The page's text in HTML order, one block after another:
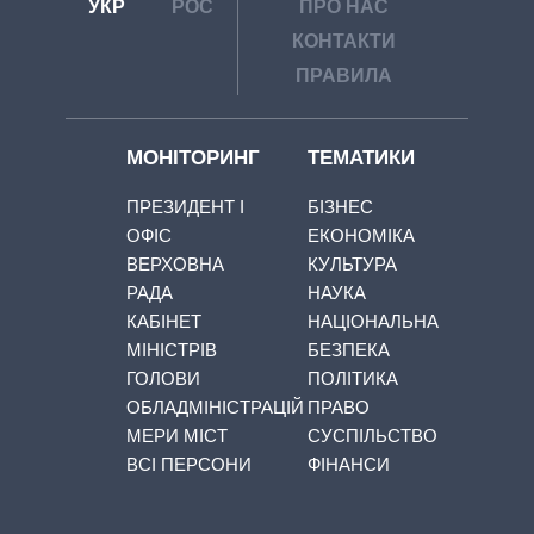
УКР РОС
ПРО НАС
КОНТАКТИ
ПРАВИЛА
МОНІТОРИНГ
ПРЕЗИДЕНТ І
ОФІС
ВЕРХОВНА
РАДА
КАБІНЕТ
МІНІСТРІВ
ГОЛОВИ
ОБЛАДМІНІСТРАЦІЙ
МЕРИ МІСТ
ВСІ ПЕРСОНИ
ТЕМАТИКИ
БІЗНЕС
ЕКОНОМІКА
КУЛЬТУРА
НАУКА
НАЦІОНАЛЬНА
БЕЗПЕКА
ПОЛІТИКА
ПРАВО
СУСПІЛЬСТВО
ФІНАНСИ